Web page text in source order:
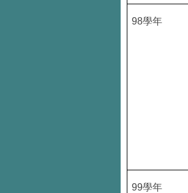
98學年
99學年